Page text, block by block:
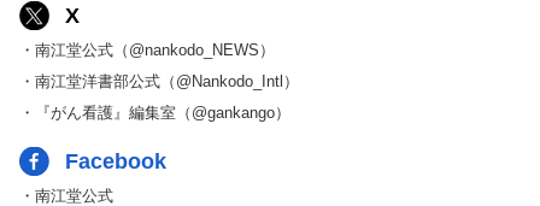
X
・南江堂公式（@nankodo_NEWS）
・南江堂洋書部公式（@Nankodo_Intl）
・『がん看護』編集室（@gankango）
Facebook
・南江堂公式